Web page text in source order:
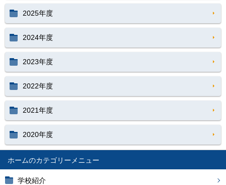
ホーム
学校紹介
2025年度
2024年度
2023年度
2022年度
2021年度
2020年度